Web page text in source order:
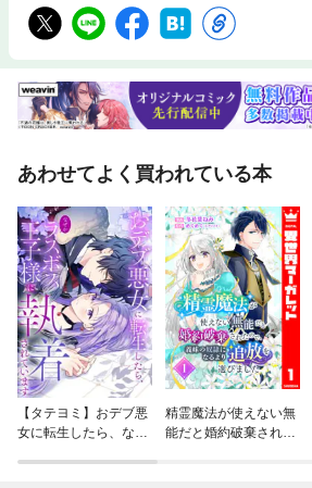
あわせてよく買われている本
【タテヨミ】おデブ悪
女に転生したら、なぜ
精霊魔法が使えない無
能だと婚約破棄された